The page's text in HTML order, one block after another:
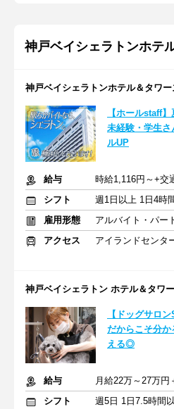
神戸ベイシェラトンホテ
神戸ベイシェラトンホテル＆タワー
【ホールstaff
未経験・学生
ルUP
給与
時給1,116円～+交
シフト
週1日以上 1日4時
雇用形態
アルバイト・パー
アクセス
神戸ベイシェラトン ホテル＆タワ
【ドッグサロ
だからこそ分
える◎
給与
シフト
週5日 1日7.5時間